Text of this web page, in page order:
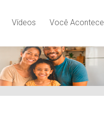
Vídeos Você Acontece